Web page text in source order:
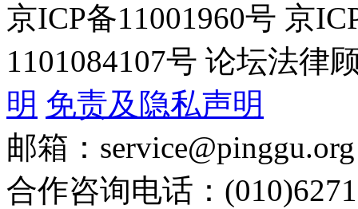
京ICP备11001960号 京
1101084107号 论坛法律
明 免责及隐私声明
邮箱：service@pinggu.org
合作咨询电话：